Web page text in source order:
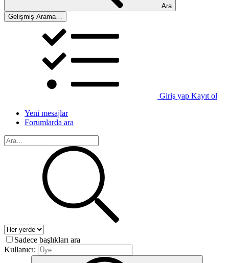
Ara
Gelişmiş Arama…
Giriş yap Kayıt ol
Yeni mesajlar
Forumlarda ara
Sadece başlıkları ara
Kullanıcı: